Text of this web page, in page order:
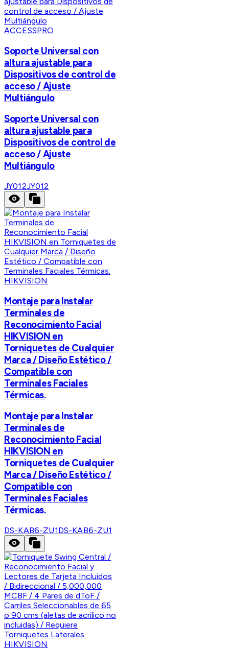
ACCESSPRO
Soporte Universal con
altura ajustable para
Dispositivos de control de
acceso / Ajuste
Multiángulo
Soporte Universal con
altura ajustable para
Dispositivos de control de
acceso / Ajuste
Multiángulo
JY012JY012
HIKVISION
Montaje para Instalar
Terminales de
Reconocimiento Facial
HIKVISION en
Torniquetes de Cualquier
Marca / Diseño Estético /
Compatible con
Terminales Faciales
Térmicas.
Montaje para Instalar
Terminales de
Reconocimiento Facial
HIKVISION en
Torniquetes de Cualquier
Marca / Diseño Estético /
Compatible con
Terminales Faciales
Térmicas.
DS-KAB6-ZU1DS-KAB6-ZU1
HIKVISION